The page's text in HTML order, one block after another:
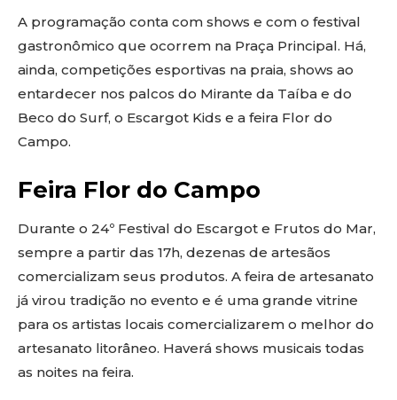
A programação conta com shows e com o festival
gastronômico que ocorrem na Praça Principal. Há,
ainda, competições esportivas na praia, shows ao
entardecer nos palcos do Mirante da Taíba e do
Beco do Surf, o Escargot Kids e a feira Flor do
Campo.
Feira Flor do Campo
Durante o 24º Festival do Escargot e Frutos do Mar,
sempre a partir das 17h, dezenas de artesãos
comercializam seus produtos. A feira de artesanato
já virou tradição no evento e é uma grande vitrine
para os artistas locais comercializarem o melhor do
artesanato litorâneo. Haverá shows musicais todas
as noites na feira.